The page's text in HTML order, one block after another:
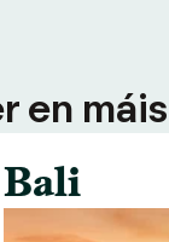
en
Bali